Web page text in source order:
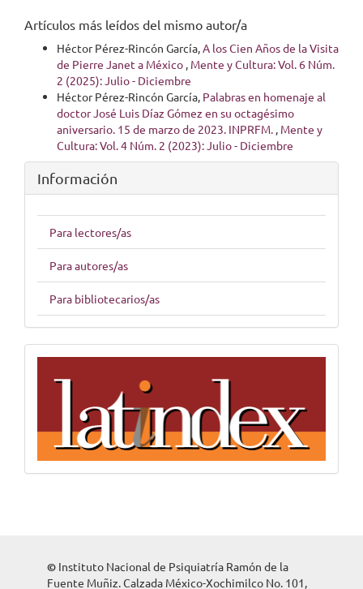
Artículos más leídos del mismo autor/a
Héctor Pérez-Rincón García,A los Cien Años de la Visita
de Pierre Janet a México , Mente y Cultura: Vol. 6 Núm.
2 (2025): Julio - Diciembre
Héctor Pérez-Rincón García, Palabras en homenaje al
doctor José Luis Díaz Gómez en su octagésimo
aniversario. 15 de marzo de 2023. INPRFM. , Mente y
Cultura: Vol. 4 Núm. 2 (2023): Julio - Diciembre
Información
Para lectores/as
Para autores/as
Para bibliotecarios/as
indices
© Instituto Nacional de Psiquiatría Ramón de la
Fuente Muñiz. Calzada México-Xochimilco No. 101,